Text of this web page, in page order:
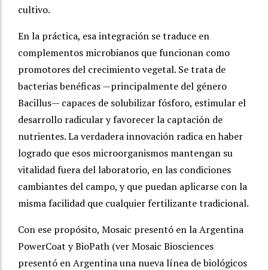
cultivo.
En la práctica, esa integración se traduce en
complementos microbianos que funcionan como
promotores del crecimiento vegetal. Se trata de
bacterias benéficas —principalmente del género
Bacillus— capaces de solubilizar fósforo, estimular el
desarrollo radicular y favorecer la captación de
nutrientes. La verdadera innovación radica en haber
logrado que esos microorganismos mantengan su
vitalidad fuera del laboratorio, en las condiciones
cambiantes del campo, y que puedan aplicarse con la
misma facilidad que cualquier fertilizante tradicional.
Con ese propósito, Mosaic presentó en la Argentina
PowerCoat y BioPath (ver Mosaic Biosciences
presentó en Argentina una nueva línea de biológicos